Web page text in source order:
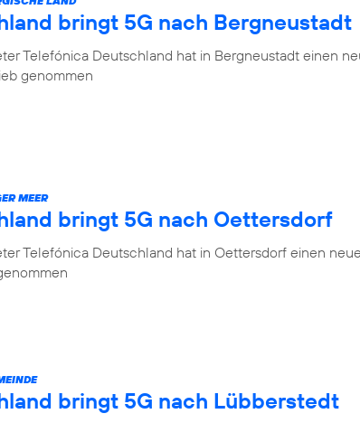
bringt 5G nach Bergneustadt
Telefónica Deutschland hat in Bergneustadt einen
genommen
MEER
bringt 5G nach Oettersdorf
Telefónica Deutschland hat in Oettersdorf einen
bringt 5G nach Lübberstedt